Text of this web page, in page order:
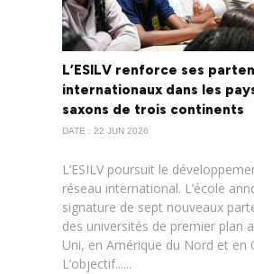
L’ESILV renforce ses
internationaux dans les
saxons de trois continents
DATE : 22 JUN 2026
L’ESILV poursuit le
réseau international. L’école
signature de sept nouveaux
des universités de premier plan
Uni, en Amérique du Nord et en
L’objectif......